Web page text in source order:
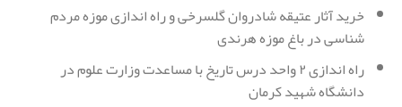
خرید آثار عتیقه شادروان گلسرخی و راه اندازی موزه مردم
شناسی در باغ موزه هرندی
راه اندازی ۲ واحد درس تاریخ با مساعدت وزارت علوم در
دانشگاه شهید کرمان